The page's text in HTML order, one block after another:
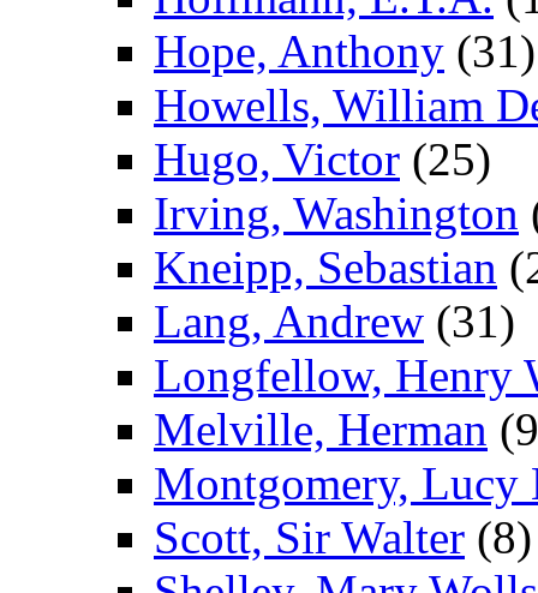
Hope, Anthony (31)
Howells, William
Hugo, Victor (25)
Irving, Washington
Kneipp, Sebastian
Lang, Andrew (31)
Longfellow, Henry
Melville, Herman
Montgomery, Lucy
Scott, Sir Walter (8)